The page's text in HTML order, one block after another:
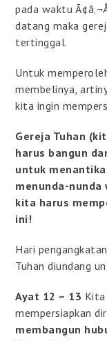
pada waktu
datang maka
tertinggal.
Untuk
membelinya,
kita ingin
Gereja Tuhan
harus bangun
untuk
menunda-nunda
kita harus
ini!
Hari
Tuhan diundang
Ayat 12 – 13 Kita
mempersiapkan
membangun